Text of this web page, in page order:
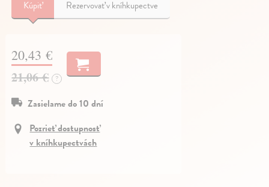
Kúpiť Rezervovať v kníhkupectve
20,43 €
21,06 € ?
Zasielame do 10 dní
Pozrieť dostupnosť
v kníhkupectvách